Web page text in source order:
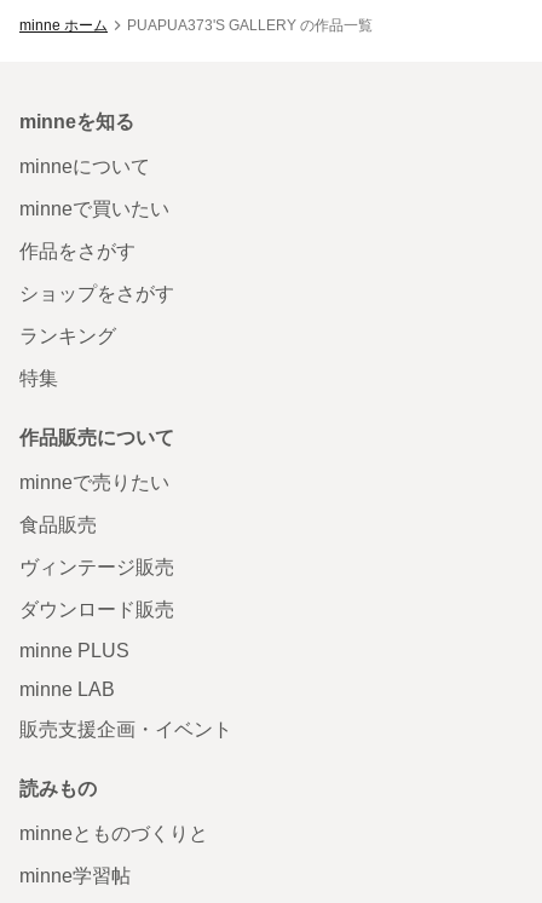
minne ホーム PUAPUA373'S GALLERY の作品一覧
minneを知る
minneについて
minneで買いたい
作品をさがす
ショップをさがす
ランキング
特集
作品販売について
minneで売りたい
食品販売
ヴィンテージ販売
ダウンロード販売
minne PLUS
minne LAB
販売支援企画・イベント
読みもの
minneとものづくりと
minne学習帖